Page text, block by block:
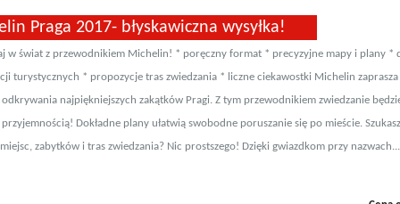
Praga 2017- błyskawiczna wysyłka!
w świat z przewodnikiem Michelin! * poręczny format * precyzyjne mapy i plany *
turystycznych * propozycje tras zwiedzania * liczne ciekawostki Michelin zaprasza
najpiękniejszych zakątków Pragi. Z tym przewodnikiem zwiedzanie
Dokładne plany ułatwią swobodne poruszanie się po mieście. Szukasz
zabytków i tras zwiedzania? Nic prostszego! Dzięki gwiazdkom przy